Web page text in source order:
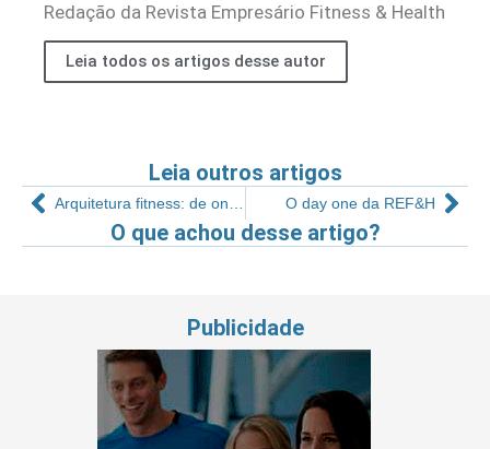
Redação da Revista Empresário Fitness & Health
Leia todos os artigos desse autor
Leia outros artigos
O day one da REF&H
O que achou desse artigo?
Publicidade